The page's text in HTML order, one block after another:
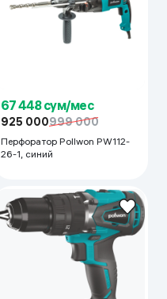
67 448 сум/мес
925 000999 000
Перфоратор Pollwon PW112-
26-1, синий